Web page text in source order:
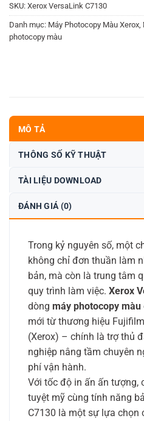
SKU: Xerox VersaLink C7130
Danh mục: Máy Photocopy Màu Xerox,
photocopy màu
MÔ TẢ
THÔNG SỐ KỸ THUẬT
TÀI LIỆU DOWNLOAD
ĐÁNH GIÁ (0)
Trong kỷ nguyên số, một
không chỉ đơn thuần làm
bản, mà còn là trung tâm
quy trình làm việc. Xerox
dòng máy photocopy màu
mới từ thương hiệu
(Xerox) – chính là trợ thủ
nghiệp nâng tầm chuyên
phí vận hành.
Với tốc độ in ấn ấn tượng,
tuyệt mỹ cùng tính năng
C7130 là một sự lựa chọn